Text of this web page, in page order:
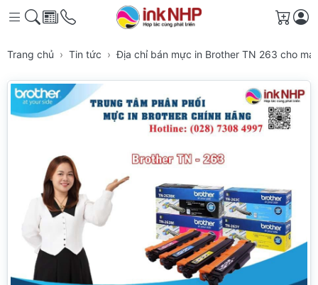
Giỏ
Trang chủ Tin tức Địa chỉ bán mực in Brother TN 263 cho